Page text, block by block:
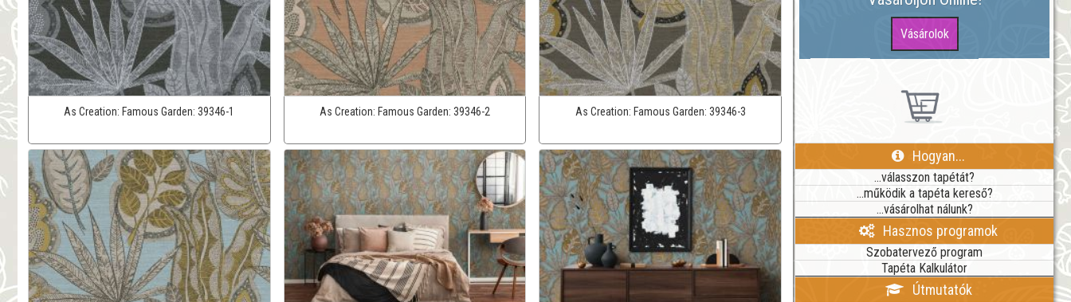
As Creation:Famous Garden:39346-1 As Creation: Famous Garden: 39346-2 As Creation: Famous Garden: 39346-3
Hogyan...
...válasszon tapétát?
...működik a tapéta kereső?
...vásárolhat nálunk?
Hasznos programok
Szobatervező program
Tapéta Kalkulátor
Útmutatók